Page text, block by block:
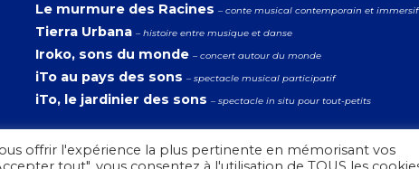
Le murmure des Racines – conte musical contemporain et immersif
Tierra Urbana – histoire entre musique et danse
Iroko, sons du monde – concert autour du monde
iTo au pays des sons – spectacle musical participatif
iTo, le jardinier des sons – spectacle in situ pour tout-petits
offrir l'expérience la plus pertinente en mémorisant vos